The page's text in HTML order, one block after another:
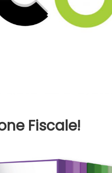
Fiscale!